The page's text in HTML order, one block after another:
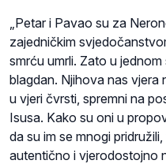
„Petar i Pavao su za
zajedničkim
smrću umrli. Zato u
blagdan. Njihova nas vjera
u vjeri čvrsti, spremni na
Isusa. Kako su oni u
da su im se mnogi
autentično i vjerodostojno